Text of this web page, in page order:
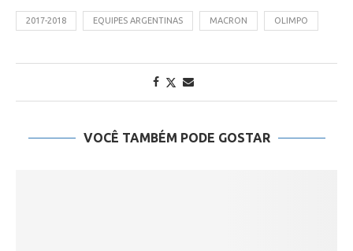
2017-2018 EQUIPES ARGENTINAS MACRON OLIMPO
VOCÊ TAMBÉM PODE GOSTAR